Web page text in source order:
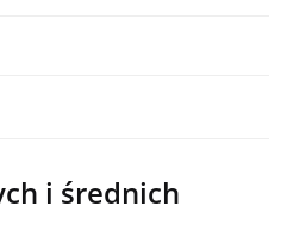
i średnich